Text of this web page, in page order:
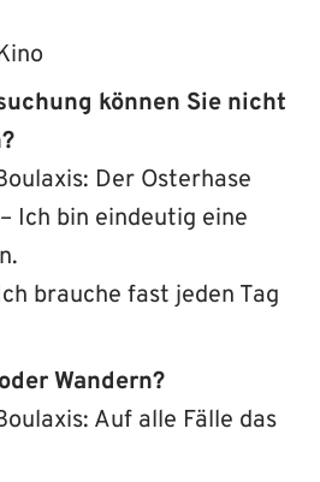
können Sie nicht
Der Osterhase
Ich bin eindeutig eine
brauche fast jeden Tag
Wandern?
Auf alle Fälle das